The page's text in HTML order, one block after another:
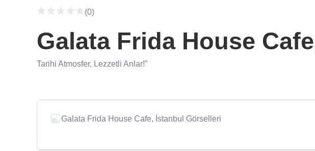
(0)
Galata Frida House
Tarihi Atmosfer, Lezzetli Anlar!”
Galata Frida House Cafe, İstanbul Görselleri